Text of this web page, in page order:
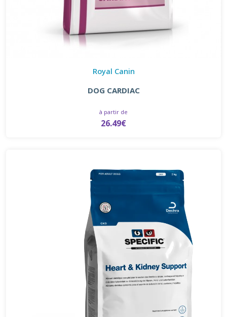
Royal Canin
DOG CARDIAC
à partir de
26.49€